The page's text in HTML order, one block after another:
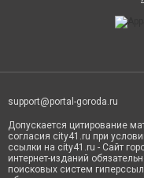
support@portal-goroda.ru
Допускается цитирование
согласия city41.ru при
ссылки на city41.ru - Сайт
интернет-изданий
поисковых систем